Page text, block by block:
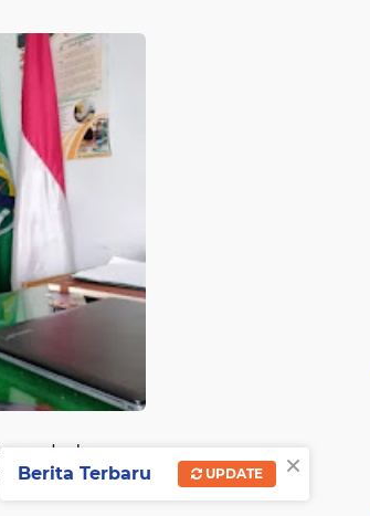
per
×
Berita Terbaru UPDATE